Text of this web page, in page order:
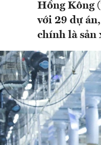
Hồng Kông
với 29 dự
chính là sản